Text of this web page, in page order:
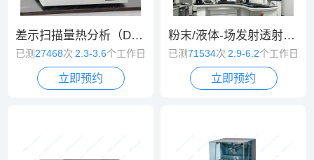
差示扫描量热分析（DSC）
已测27468次 2.3-3.6个工作日
立即预约
粉末/液体-场发射透射电镜（TEM）
已测71534次 2.9-6.2个工作日
立即预约